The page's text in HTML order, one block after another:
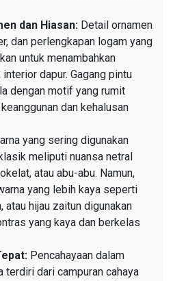
dan Hiasan: Detail ornamen
dan perlengkapan logam yang
untuk menambahkan
dapur. Gagang pintu
dengan motif yang rumit
dan kehalusan
yang sering digunakan
meliputi nuansa netral
atau abu-abu. Namun,
yang lebih kaya seperti
atau hijau zaitun digunakan
yang kaya dan berkelas
Pencahayaan dalam
terdiri dari campuran cahaya